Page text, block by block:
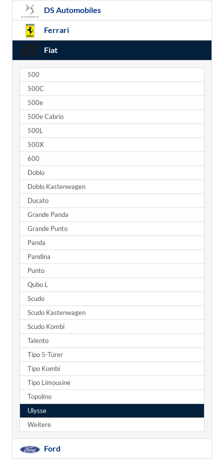
DS Automobiles
Ferrari
Fiat
500
500C
500e
500e Cabrio
500L
500X
600
Doblo
Doblo Kastenwagen
Ducato
Grande Panda
Grande Punto
Panda
Pandina
Punto
Qubo L
Scudo
Scudo Kastenwagen
Scudo Kombi
Talento
Tipo 5-Türer
Tipo Kombi
Tipo Limousine
Topolino
Ulysse
Weitere
Ford